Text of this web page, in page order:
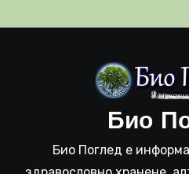
Био
Био Поглед е